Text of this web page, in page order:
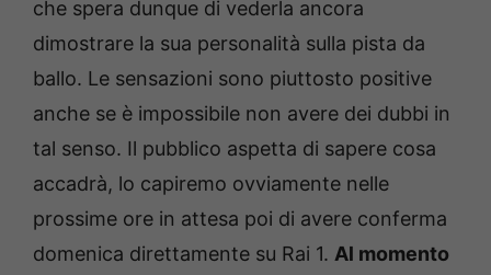
che spera dunque di vederla ancora
dimostrare la sua personalità sulla pista da
ballo. Le sensazioni sono piuttosto positive
anche se è impossibile non avere dei dubbi in
tal senso. Il pubblico aspetta di sapere cosa
accadrà, lo capiremo ovviamente nelle
prossime ore in attesa poi di avere conferma
domenica direttamente su Rai 1. Al momento